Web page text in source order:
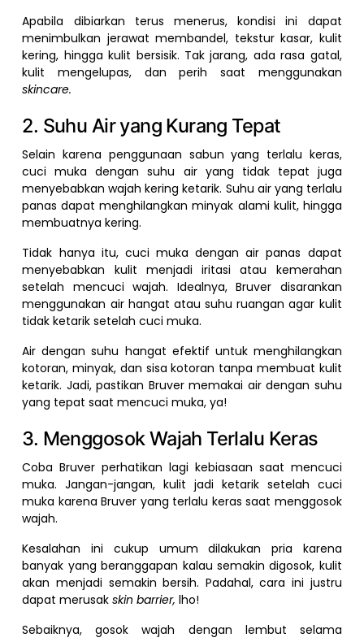
Apabila dibiarkan terus menerus, kondisi ini dapat
menimbulkan jerawat membandel, tekstur kasar, kulit
kering, hingga kulit bersisik. Tak jarang, ada rasa gatal,
kulit mengelupas, dan perih saat menggunakan
skincare.
2. Suhu Air yang Kurang Tepat
Selain karena penggunaan sabun yang terlalu keras,
cuci muka dengan suhu air yang tidak tepat juga
menyebabkan wajah kering ketarik. Suhu air yang terlalu
panas dapat menghilangkan minyak alami kulit, hingga
membuatnya kering.
Tidak hanya itu, cuci muka dengan air panas dapat
menyebabkan kulit menjadi iritasi atau kemerahan
setelah mencuci wajah. Idealnya, Bruver disarankan
menggunakan air hangat atau suhu ruangan agar kulit
tidak ketarik setelah cuci muka.
Air dengan suhu hangat efektif untuk menghilangkan
kotoran, minyak, dan sisa kotoran tanpa membuat kulit
ketarik. Jadi, pastikan Bruver memakai air dengan suhu
yang tepat saat mencuci muka, ya!
3. Menggosok Wajah Terlalu Keras
Coba Bruver perhatikan lagi kebiasaan saat mencuci
muka. Jangan-jangan, kulit jadi ketarik setelah cuci
muka karena Bruver yang terlalu keras saat menggosok
wajah.
Kesalahan ini cukup umum dilakukan pria karena
banyak yang beranggapan kalau semakin digosok, kulit
akan menjadi semakin bersih. Padahal, cara ini justru
dapat merusakskin barrier,lho!
Sebaiknya, gosok wajah dengan lembut selama